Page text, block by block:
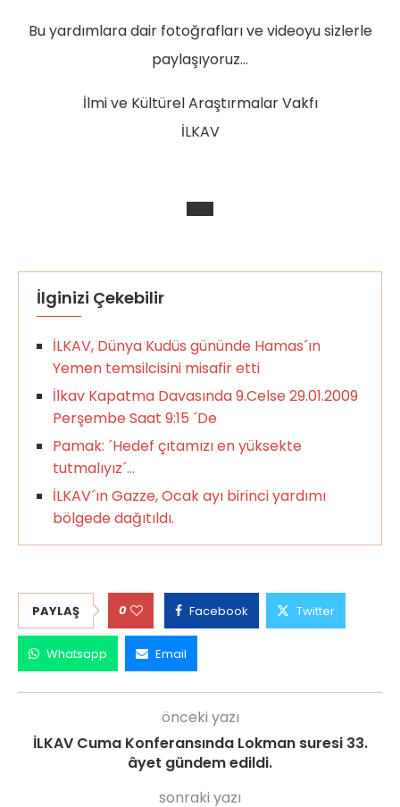
Bu yardımlara dair fotoğrafları ve videoyu sizlerle
paylaşıyoruz…
İlmi ve Kültürel Araştırmalar Vakfı
İLKAV
İlginizi Çekebilir
İLKAV, Dünya Kudüs gününde Hamas´ın
Yemen temsilcisini misafir etti
İlkav Kapatma Davasında 9.Celse 29.01.2009
Perşembe Saat 9:15 ´De
Pamak: ´Hedef çıtamızı en yüksekte
tutmalıyız´…
İLKAV´ın Gazze, Ocak ayı birinci yardımı
bölgede dağıtıldı.
PAYLAŞ 0 Facebook Twitter
Whatsapp Email
önceki yazı
İLKAV Cuma Konferansında Lokman suresi 33.
âyet gündem edildi.
sonraki yazı